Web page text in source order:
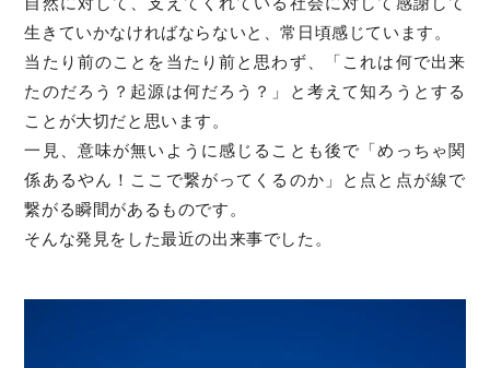
生きていかなければならないと、常日頃感じています。
当たり前のことを当たり前と思わず、「これは何で出来
たのだろう？起源は何だろう？」と考えて知ろうとする
ことが大切だと思います。
一見、意味が無いように感じることも後で「めっちゃ関
係あるやん！ここで繋がってくるのか」と点と点が線で
繋がる瞬間があるものです。
そんな発見をした最近の出来事でした。